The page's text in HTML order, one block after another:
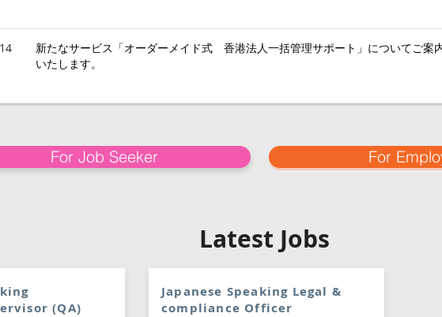
新たなサービス「オーダーメイド式 香港法人一括管理サポート」についてご案
いたします。
For Job Seeker For
Latest Jobs
(QA)
Japanese Speaking Legal &
compliance Officer